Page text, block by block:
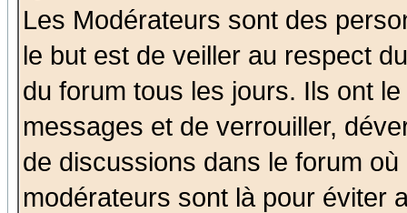
Les Modérateurs sont des
le but est de veiller au respect
du forum tous les jours. Ils ont
messages et de verrouiller,
de discussions dans le forum
modérateurs sont là pour éviter